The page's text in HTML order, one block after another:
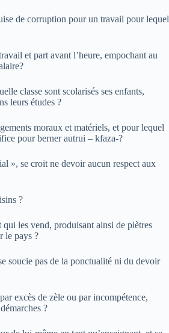
de corruption pour un travail pour lequel
et part avant l’heure, empochant au
classe sont scolarisés ses enfants,
leurs études ?
moraux et matériels, et pour lequel
pour berner autrui – kfaza-?
», se croit ne devoir aucun respect aux
?
qui les vend, produisant ainsi de piètres
le pays ?
soucie pas de la ponctualité ni du devoir
excès de zèle ou par incompétence,
?